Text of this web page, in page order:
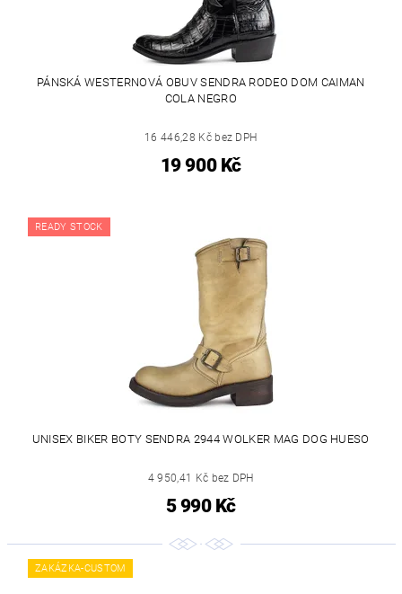
PÁNSKÁ WESTERNOVÁ OBUV SENDRA RODEO DOM CAIMAN
COLA NEGRO
16 446,28 Kč bez DPH
19 900 Kč
READY STOCK
UNISEX BIKER BOTY SENDRA 2944 WOLKER MAG DOG HUESO
4 950,41 Kč bez DPH
5 990 Kč
ZAKÁZKA-CUSTOM